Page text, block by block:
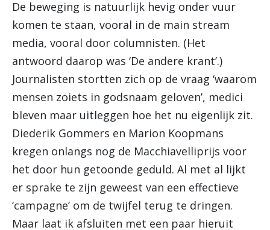
De beweging is natuurlijk hevig onder vuur
komen te staan, vooral in de main stream
media, vooral door columnisten. (Het
antwoord daarop was ‘De andere krant’.)
Journalisten stortten zich op de vraag ‘waarom
mensen zoiets in godsnaam geloven’, medici
bleven maar uitleggen hoe het nu eigenlijk zit.
Diederik Gommers en Marion Koopmans
kregen onlangs nog de Macchiavelliprijs voor
het door hun getoonde geduld. Al met al lijkt
er sprake te zijn geweest van een effectieve
‘campagne’ om de twijfel terug te dringen.
Maar laat ik afsluiten met een paar hieruit